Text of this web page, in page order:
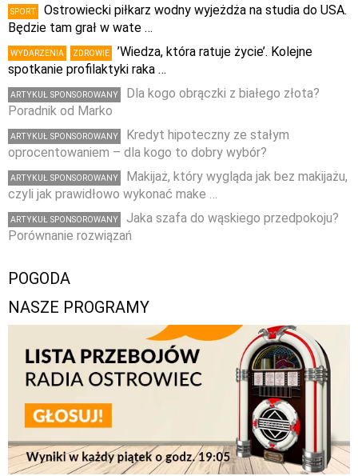
SPORT
Ostrowiecki piłkarz wodny wyjeżdża na studia do USA.
Będzie tam grał w wate …
WYDARZENIA ZDROWIE
’Wiedza, która ratuje życie’. Kolejne
spotkanie profilaktyki raka …
ARTYKUŁ SPONSOROWANY
Dla kogo obrączki z białego złota?
Poradnik od Marko
ARTYKUŁ SPONSOROWANY
Kredyt hipoteczny ze stałym
oprocentowaniem – dla kogo to dobry wybór?
ARTYKUŁ SPONSOROWANY
Makijaż, który wygląda jak bez makijażu,
czyli jak prawidłowo wykonać make …
ARTYKUŁ SPONSOROWANY
Jaka szafa do wąskiego przedpokoju?
Porównanie rozwiązań
POGODA
NASZE PROGRAMY